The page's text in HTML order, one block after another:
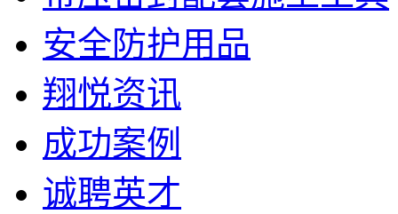
安全防护用品
翔悦资讯
成功案例
诚聘英才